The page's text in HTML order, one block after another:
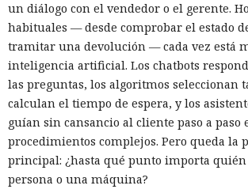
un diálogo con el vendedor o el gerente.
habituales — desde comprobar el estado
tramitar una devolución — cada vez está
inteligencia artificial. Los chatbots
las preguntas, los algoritmos seleccionan
calculan el tiempo de espera, y los
guían sin cansancio al cliente paso a paso
procedimientos complejos. Pero queda la
principal: ¿hasta qué punto importa
persona o una máquina?